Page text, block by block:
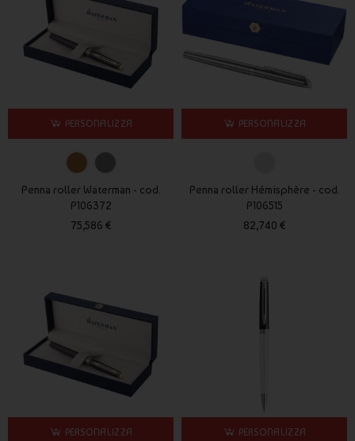
PERSONALIZZA
Penna roller Waterman - cod.
P106372
75,586 €
PERSONALIZZA
Penna roller Hémisphère - cod.
P106515
82,740 €
PERSONALIZZA PERSONALIZZA